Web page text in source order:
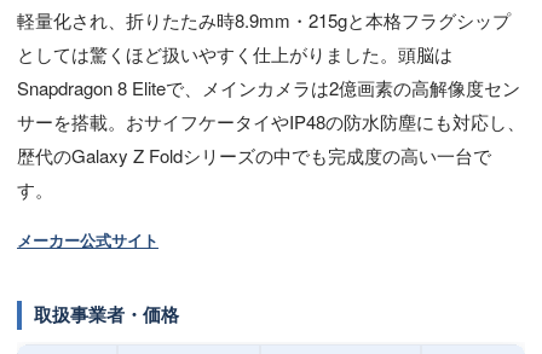
軽量化され、折りたたみ時8.9mm・215gと本格フラグシップ
としては驚くほど扱いやすく仕上がりました。頭脳は
Snapdragon 8 Eliteで、メインカメラは2億画素の高解像度セン
サーを搭載。おサイフケータイやIP48の防水防塵にも対応し、
歴代のGalaxy Z Foldシリーズの中でも完成度の高い一台で
す。
メーカー公式サイト
取扱事業者・価格